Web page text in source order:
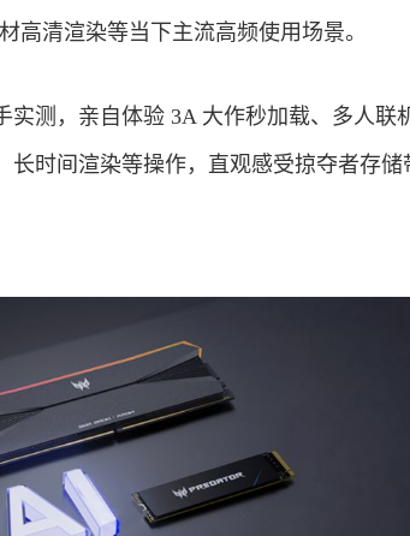
高清渲染等当下主流高频使用场景。
测，亲自体验 3A 大作秒加载、多人联
时间渲染等操作，直观感受掠夺者存储